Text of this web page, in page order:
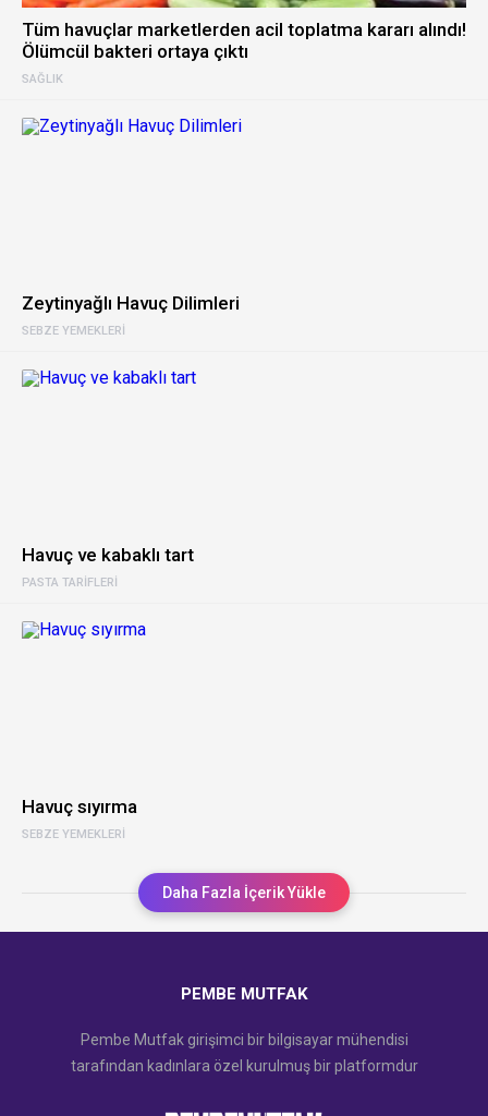
SAĞLIK
Tüm havuçlar marketlerden acil toplatma kararı alındı!
Ölümcül bakteri ortaya çıktı
SEBZE YEMEKLERI
Zeytinyağlı Havuç Dilimleri
PASTA TARIFLERI
Havuç ve kabaklı tart
SEBZE YEMEKLERI
Havuç sıyırma
Daha Fazla İçerik Yükle
PEMBE MUTFAK
Pembe Mutfak girişimci bir bilgisayar mühendisi
tarafından kadınlara özel kurulmuş bir platformdur